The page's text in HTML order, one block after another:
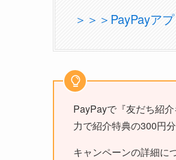
＞＞＞PayPayア
PayPayで『友だち紹
力で紹介特典の300円
キャンペーンの詳細に